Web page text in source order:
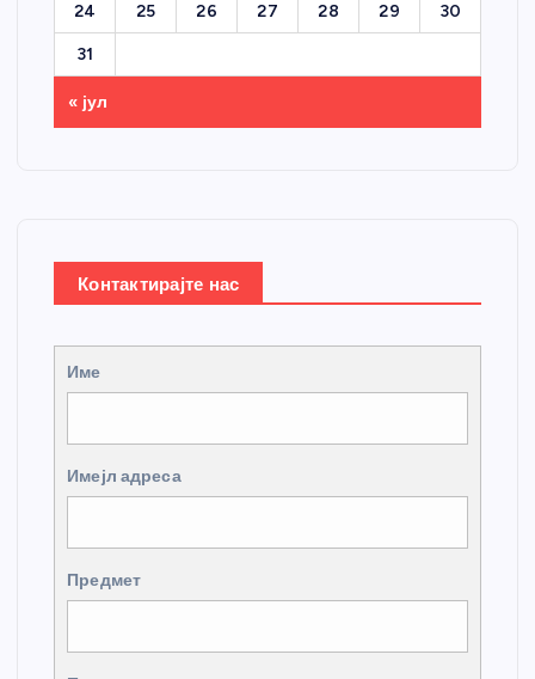
24 25 26 27 28 29 30
31
« јул
Контактирајте нас
Име
Имејл адреса
Предмет